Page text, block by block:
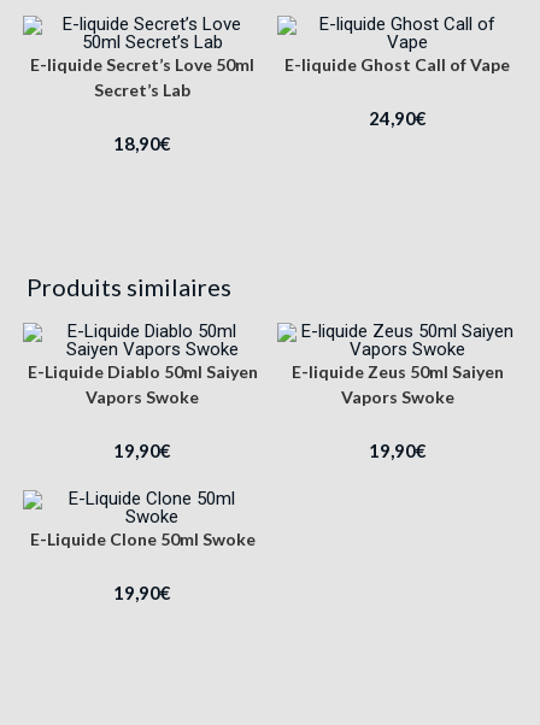
E-liquide Secret’s Love 50ml
Secret’s Lab
18,90€
E-liquide Ghost Call of Vape
24,90€
Produits similaires
E-Liquide Diablo 50ml Saiyen
Vapors Swoke
19,90€
E-liquide Zeus 50ml Saiyen
Vapors Swoke
19,90€
E-Liquide Clone 50ml Swoke
19,90€